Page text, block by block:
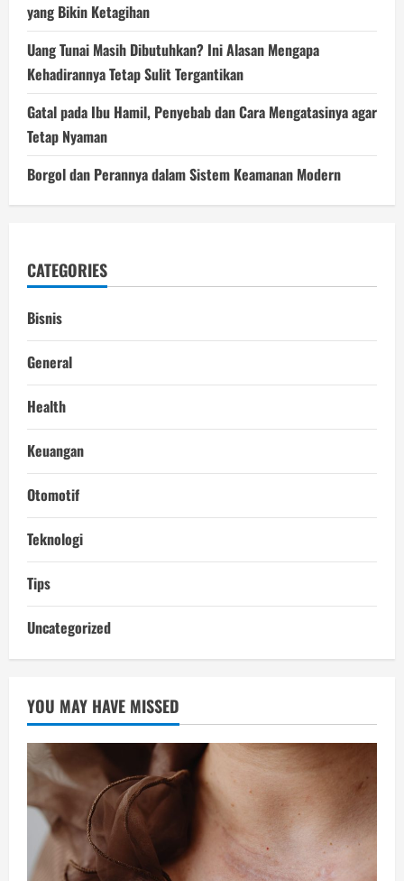
yang Bikin Ketagihan
Uang Tunai Masih Dibutuhkan? Ini Alasan Mengapa
Kehadirannya Tetap Sulit Tergantikan
Gatal pada Ibu Hamil, Penyebab dan Cara Mengatasinya agar
Tetap Nyaman
Borgol dan Perannya dalam Sistem Keamanan Modern
CATEGORIES
Bisnis
General
Health
Keuangan
Otomotif
Teknologi
Tips
Uncategorized
YOU MAY HAVE MISSED